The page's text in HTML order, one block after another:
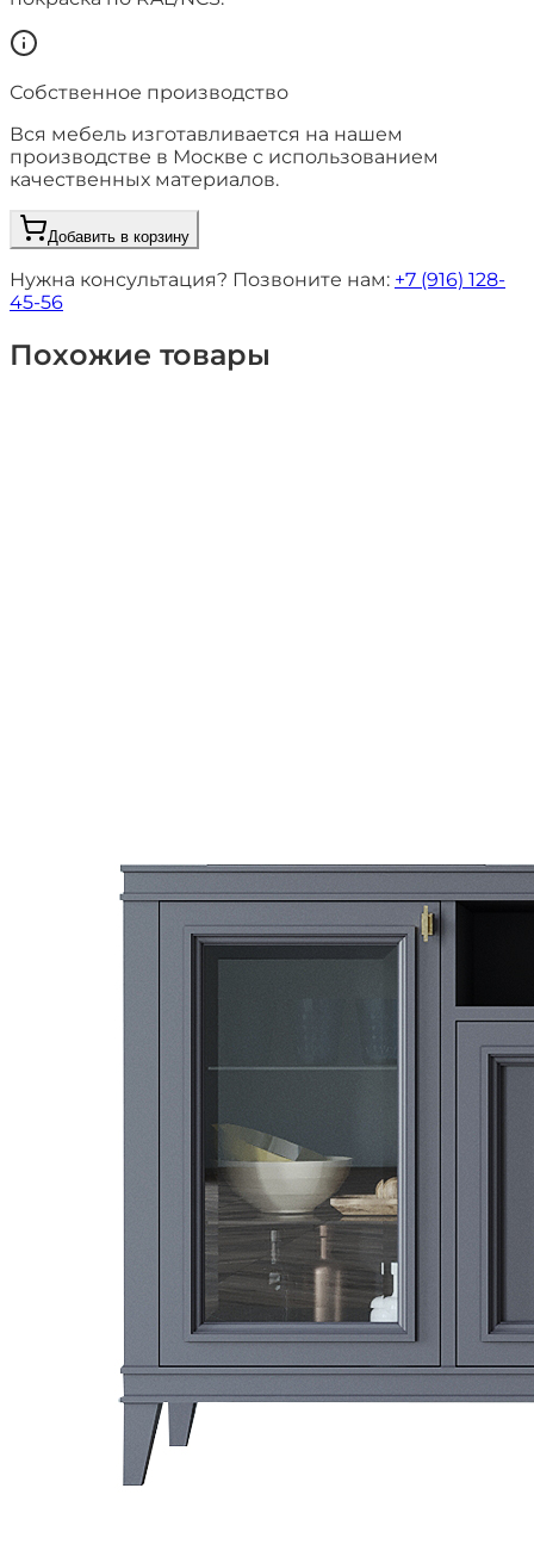
Собственное производство
Вся мебель изготавливается на нашем
производстве в Москве с использованием
качественных материалов.
Добавить в корзину
Нужна консультация? Позвоните нам: +7 (916) 128-
45-56
Похожие товары